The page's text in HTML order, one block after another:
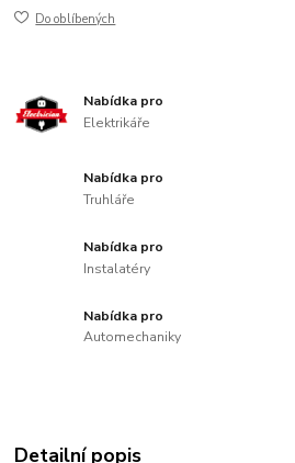
Do oblíbených
Nabídka pro
Elektrikáře
Nabídka pro
Truhláře
Nabídka pro
Instalatéry
Nabídka pro
Automechaniky
Detailní popis